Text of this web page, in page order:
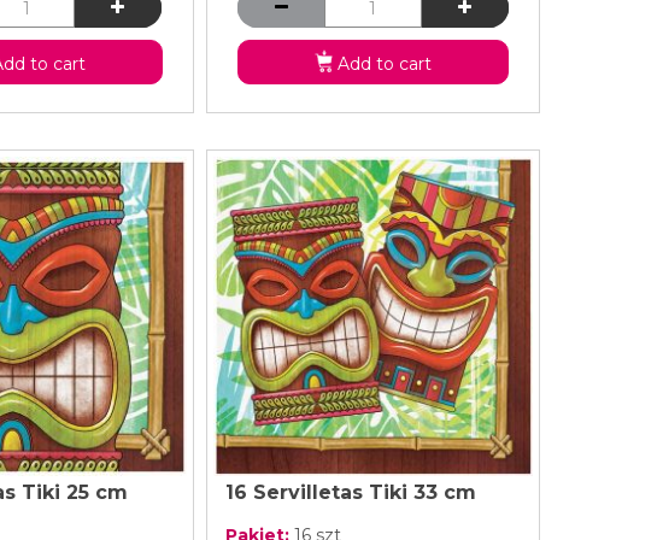
es complicado, pues no todos tienen un amplio surtido,
hawaianos temáticos que podrán ayudar a tu fiesta
de objetos para ayudarte que van desde los vasos hasta
de globos y otras cosas que podrán servir de
sigas un plan y presupuesto o que simplemente compres lo
lo viste.
a representar todos los valores que tenemos yendo desde
tu fiesta hawaiana temática para adultosque van
todo con garantía de calidad pues solo los mejores
to cart Add to cart
Tiki 25 cm 16 Servilletas Tiki 33 cm
Pakiet: 16 szt